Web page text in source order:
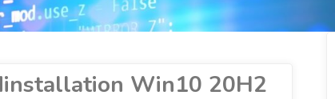
Win10 20H2